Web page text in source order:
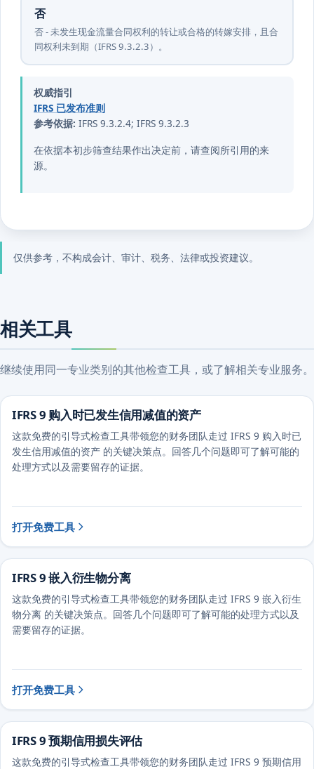
否
否 - 未发生现金流量合同权利的转让或合格的转嫁安排，且合
同权利未到期（IFRS 9.3.2.3）。
权威指引
IFRS 已发布准则
参考依据: IFRS 9.3.2.4; IFRS 9.3.2.3
在依据本初步筛查结果作出决定前，请查阅所引用的来
源。
仅供参考，不构成会计、审计、税务、法律或投资建议。
相关工具
继续使用同一专业类别的其他检查工具，或了解相关专业服务。
IFRS 9 购入时已发生信用减值的资产
这款免费的引导式检查工具带领您的财务团队走过 IFRS 9 购入时已
发生信用减值的资产 的关键决策点。回答几个问题即可了解可能的
处理方式以及需要留存的证据。
打开免费工具
IFRS 9 嵌入衍生物分离
这款免费的引导式检查工具带领您的财务团队走过 IFRS 9 嵌入衍生
物分离 的关键决策点。回答几个问题即可了解可能的处理方式以及
需要留存的证据。
打开免费工具
IFRS 9 预期信用损失评估
这款免费的引导式检查工具带领您的财务团队走过 IFRS 9 预期信用